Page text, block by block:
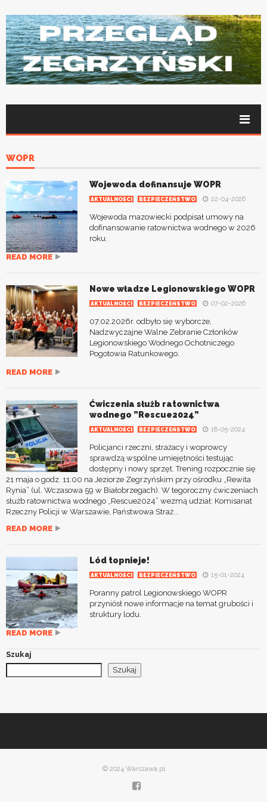
WOPR
Wojewoda dofinansuje WOPR
AKTUALNOŚCI BEZPIECZEŃSTWO 22-04-2026
Wojewoda mazowiecki podpisał umowy na
dofinansowanie ratownictwa wodnego w 2026
roku.
READ MORE
Nowe władze Legionowskiego WOPR
AKTUALNOŚCI BEZPIECZEŃSTWO 07-02-2026
07.02.2026r. odbyło się wyborcze,
Nadzwyczajne Walne Zebranie Członków
Legionowskiego Wodnego Ochotniczego
Pogotowia Ratunkowego.
READ MORE
Ćwiczenia służb ratownictwa
wodnego ”Rescue2024”
AKTUALNOŚCI BEZPIECZEŃSTWO 18-05-2024
Policjanci rzeczni, strażacy i woprowcy
sprawdzą wspólne umiejętności testując
dostępny i nowy sprzęt. Trening rozpocznie się
21 maja o godz. 11:00 na Jeziorze Zegrzyńskim przy ośrodku „Rewita
Rynia” (ul. Wczasowa 59 w Białobrzegach). W tegoroczny ćwiczeniach
służb ratownictwa wodnego „Rescue2024” wezmą udział: Komisariat
Rzeczny Policji w Warszawie, Państwowa Straż...
READ MORE
Lód topnieje!
AKTUALNOŚCI BEZPIECZEŃSTWO 15-01-2024
Poranny patrol Legionowskiego WOPR
przyniósł nowe informacje na temat grubości i
struktury lodu.
READ MORE
Szukaj
Szukaj
© 2024 Warszawa.pl